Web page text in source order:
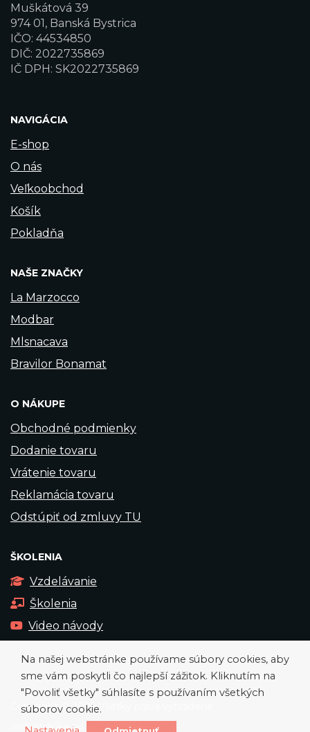
Muškátová 39
974 01, Banská Bystrica
IČO: 44534850
DIČ: 2022735869
IČ DPH: SK2022735869
NAVIGÁCIA
E-shop
O nás
Veľkoobchod
Košík
Pokladňa
NAŠE ZNAČKY
La Marzocco
Modbar
Mlsnacava
Bravilor Bonamat
O NÁKUPE
Obchodné podmienky
Dodanie tovaru
Vrátenie tovaru
Reklamácia tovaru
Odstúpiť od zmluvy TU
ŠKOLENIA
Vzdelávanie
Školenia
Video návody
Copyright © 2026 Všetky práva vyhradené
web stránka od
okto-digital
Na našej webstránke používame súbory cookies, aby
sme vám poskytli čo najlepší zážitok. Kliknutím na
"Povoliť všetky" súhlasíte s používaním všetkých
súborov cookie.